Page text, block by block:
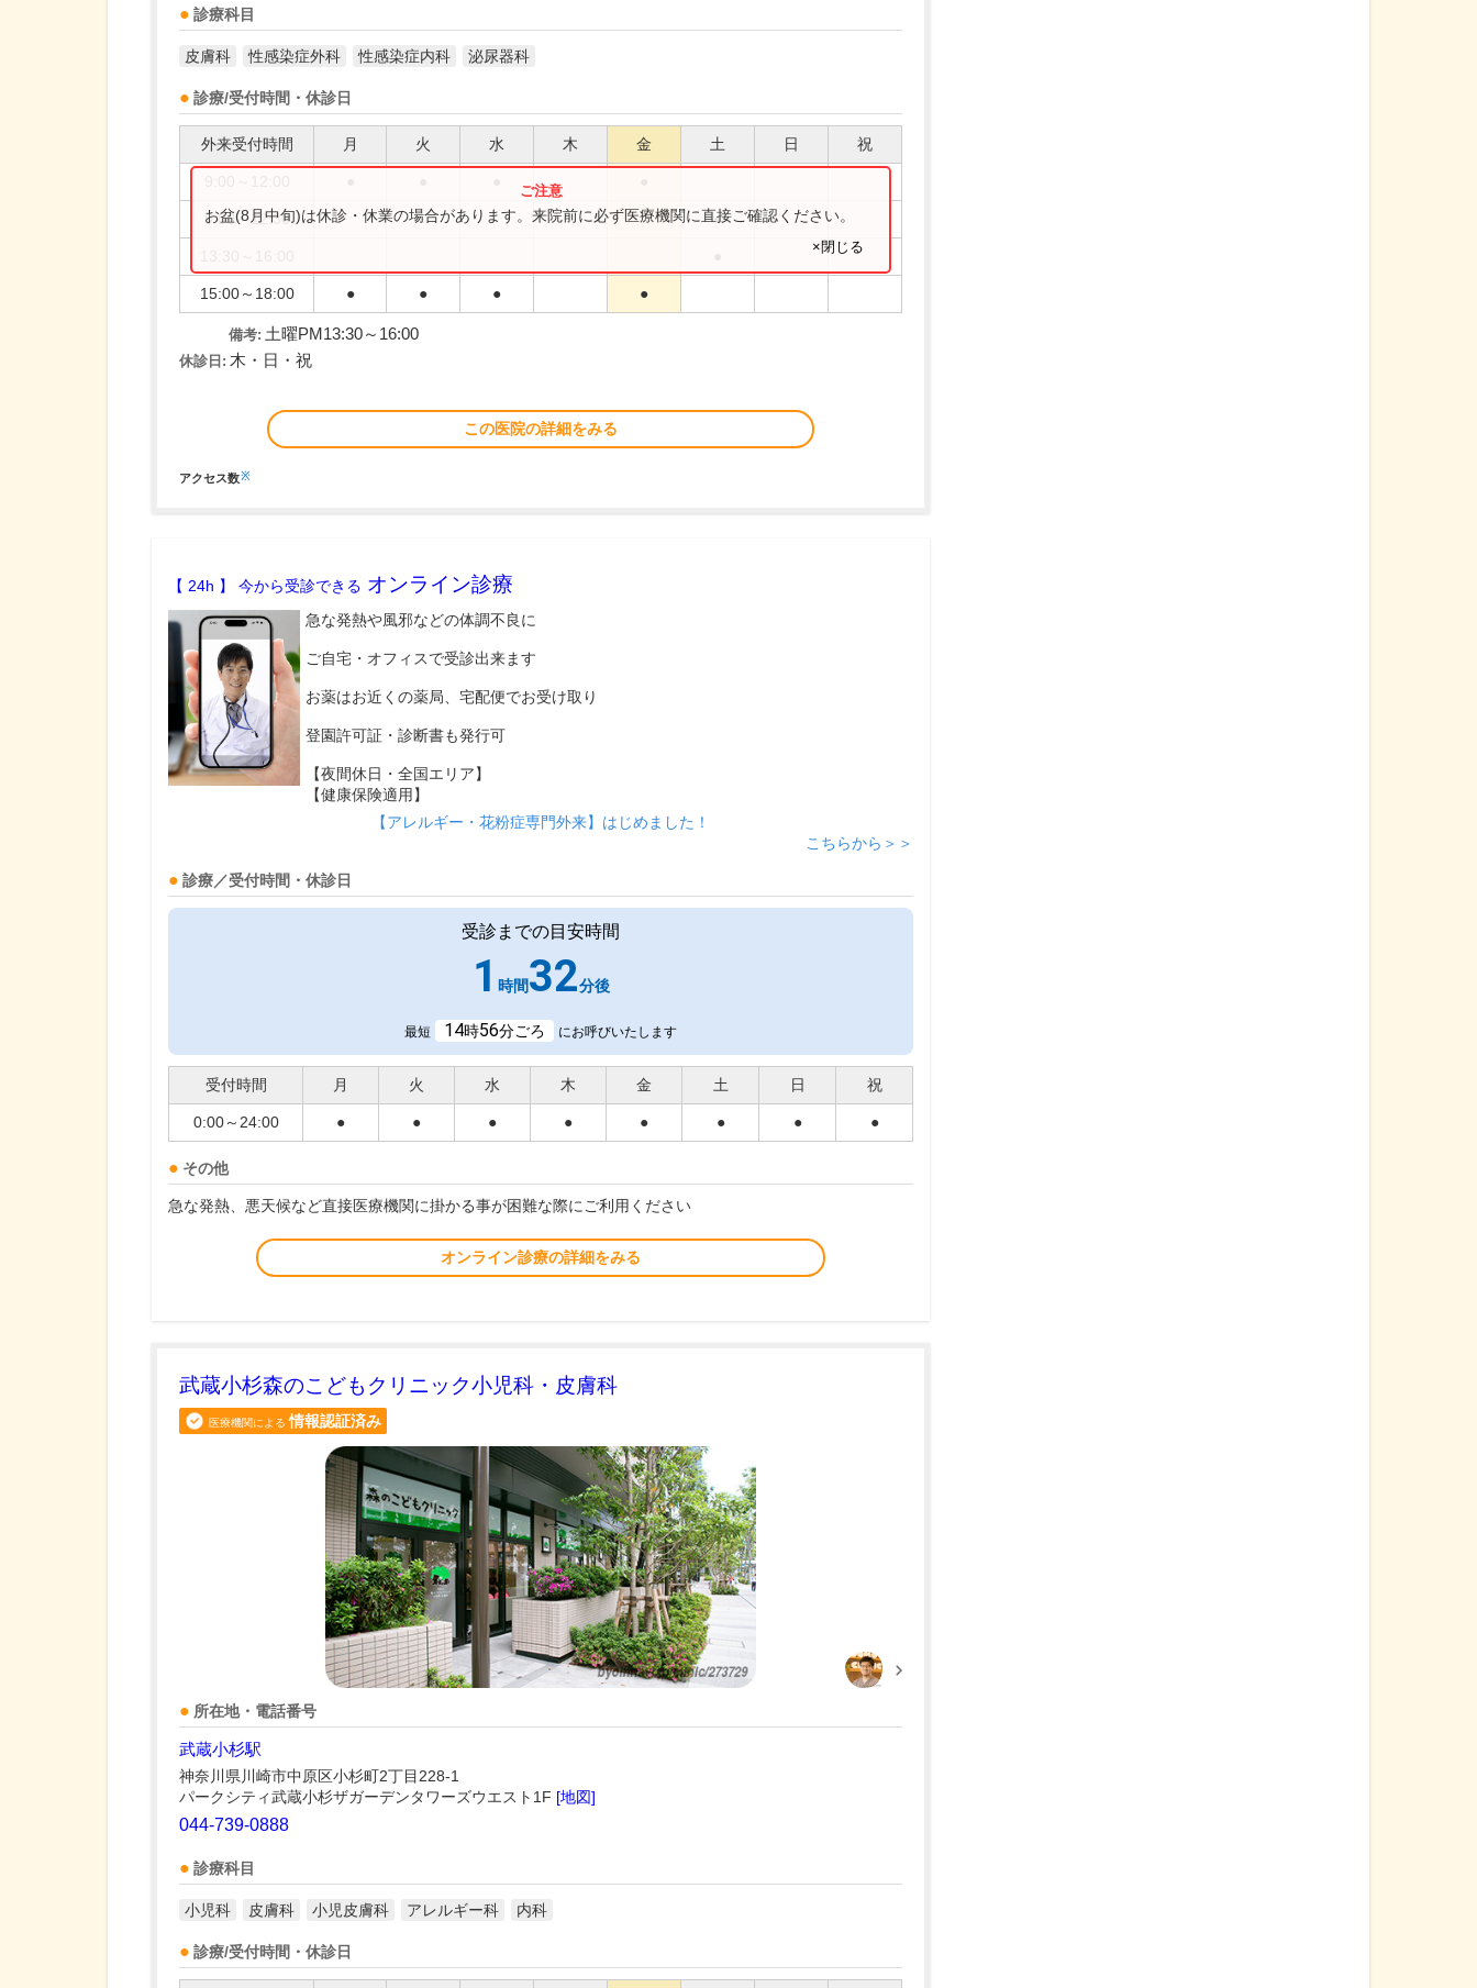
診療科目
皮膚科 性感染症外科 性感染症内科 泌尿器科
診療/受付時間・休診日
外来受付時間 月 火 水 木 金 土 日 祝
9:00～12:30 ●
15:00～18:00 ● ● ● ●
お盆(8月中旬)は休診・休業の場合があります。来院前に必ず医療機関に直接ご確認ください。
×閉じる
備考: 土曜PM13:30～16:00
休診日: 木・日・祝
この医院の詳細をみる
アクセス数※
【 24h 】 今から受診できる オンライン診療
急な発熱や風邪などの体調不良に
ご自宅・オフィスで受診出来ます
お薬はお近くの薬局、宅配便でお受け取り
登園許可証・診断書も発行可
【夜間休日・全国エリア】
【健康保険適用】
【アレルギー・花粉症専門外来】はじめました！
こちらから＞＞
診療／受付時間・休診日
受診までの目安時間
1 時間32分後
最短 14時56分ごろ にお呼びいたします
受付時間 月 火 水 木 金 土 日 祝
0:00～24:00 ● ● ● ● ● ● ● ●
その他
急な発熱、悪天候など直接医療機関に掛かる事が困難な際にご利用ください
オンライン診療の詳細をみる
武蔵小杉森のこどもクリニック小児科・皮膚科
医療機関による 情報認証済み
所在地・電話番号
武蔵小杉駅
神奈川県川崎市中原区小杉町2丁目228-1
パークシティ武蔵小杉ザガーデンタワーズウエスト1F [地図]
044-739-0888
診療科目
小児科 皮膚科 小児皮膚科 アレルギー科 内科
診療/受付時間・休診日